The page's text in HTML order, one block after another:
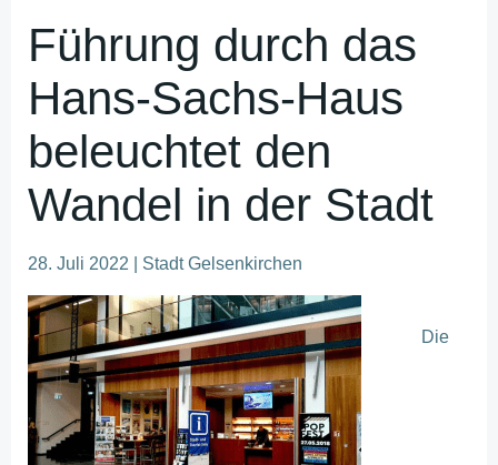
Führung durch das
Hans-Sachs-Haus
beleuchtet den
Wandel in der Stadt
28. Juli 2022 | Stadt Gelsenkirchen
Die